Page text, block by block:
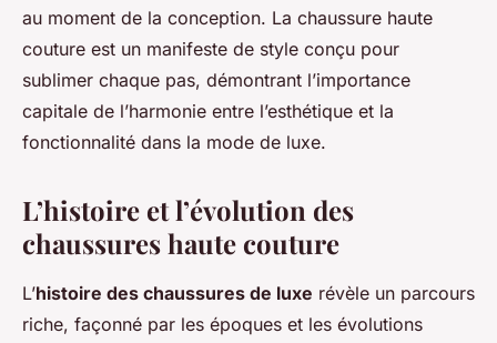
au moment de la conception. La chaussure haute
couture est un manifeste de style conçu pour
sublimer chaque pas, démontrant l’importance
capitale de l’harmonie entre l’esthétique et la
fonctionnalité dans la mode de luxe.
L’histoire et l’évolution des
chaussures haute couture
L’histoire des chaussures de luxe révèle un parcours
riche, façonné par les époques et les évolutions